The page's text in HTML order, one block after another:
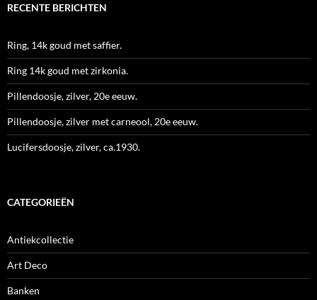
RECENTE BERICHTEN
Ring, 14k goud met saffier.
Ring 14k goud met zirkonia.
Pillendoosje, zilver, 20e eeuw.
Pillendoosje, zilver met carneool, 20e eeuw.
Lucifersdoosje, zilver, ca.1930.
CATEGORIEËN
Antiekcollectie
Art Deco
Banken